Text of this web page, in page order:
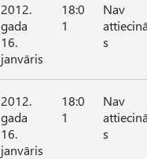
2012.
gada
16.
janvāris
18:0
1
Nav
s
2012.
gada
16.
janvāris
18:0
1
Nav
s